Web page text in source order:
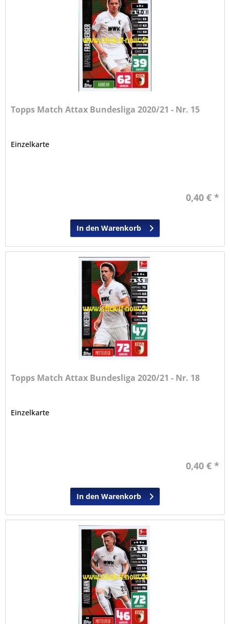
Topps Match Attax Bundesliga 2020/21 - Nr. 15
Einzelkarte
0,40 € *
In den Warenkorb
Topps Match Attax Bundesliga 2020/21 - Nr. 18
Einzelkarte
0,40 € *
In den Warenkorb